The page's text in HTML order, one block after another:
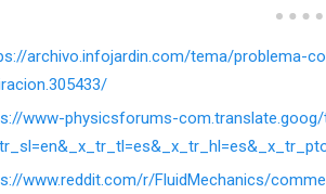
archivo.infojardin.com/tema/problema-
www-physicsforums-
www.reddit.com/r/FluidMechanics/